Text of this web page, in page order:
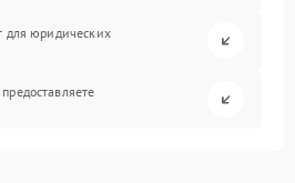
для юридических